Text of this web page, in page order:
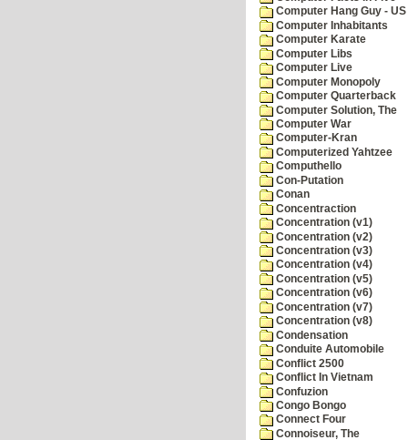
Computer Hang Guy -
Computer Inhabitants
Computer Karate
Computer Libs
Computer Live
Computer Monopoly
Computer Quarterback
Computer Solution, The
Computer War
Computer-Kran
Computerized Yahtzee
Computhello
Con-Putation
Conan
Concentraction
Concentration (v1)
Concentration (v2)
Concentration (v3)
Concentration (v4)
Concentration (v5)
Concentration (v6)
Concentration (v7)
Concentration (v8)
Condensation
Conduite Automobile
Conflict 2500
Conflict In Vietnam
Confuzion
Congo Bongo
Connect Four
Connoiseur, The